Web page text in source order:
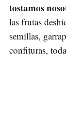
tostamos
las frutas
semillas,
confituras,